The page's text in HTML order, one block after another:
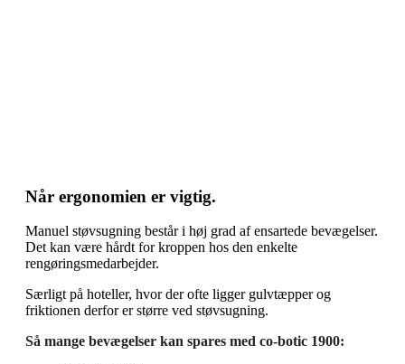
Når ergonomien er vigtig.
Manuel støvsugning består i høj grad af ensartede bevægelser.
Det kan være hårdt for kroppen hos den enkelte
rengøringsmedarbejder.
Særligt på hoteller, hvor der ofte ligger gulvtæpper og
friktionen derfor er større ved støvsugning.
Så mange bevægelser kan spares med co-botic 1900: